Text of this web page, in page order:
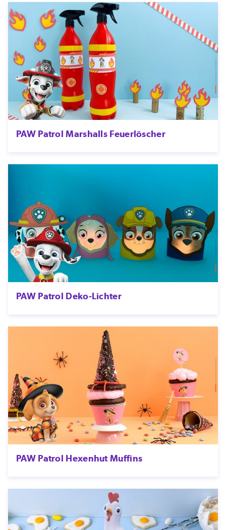
PAW Patrol Marshalls Feuerlöscher
PAW Patrol Deko-Lichter
PAW Patrol Hexenhut Muffins